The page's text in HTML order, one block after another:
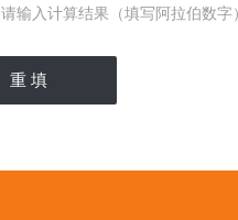
请输入计算结果（填写阿拉伯数字